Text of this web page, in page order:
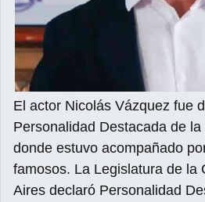
El actor Nicolás Vázquez fue
Personalidad Destacada de
donde estuvo acompañado
famosos. La Legislatura de la
Aires declaró Personalidad